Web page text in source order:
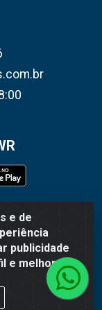
e de
publicidade
e melhorar a
Araújo, 1360 -
628 - CNPJ